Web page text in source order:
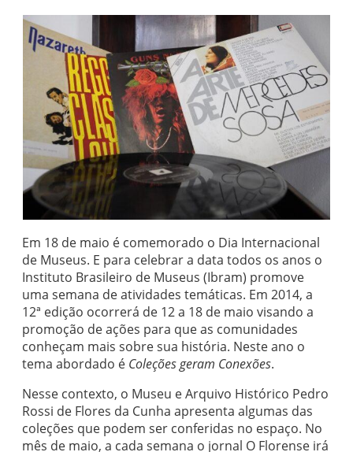
Em 18 de maio é comemorado o Dia Internacional
de Museus. E para celebrar a data todos os anos o
Instituto Brasileiro de Museus (Ibram) promove
uma semana de atividades temáticas. Em 2014, a
12ª edição ocorrerá de 12 a 18 de maio visando a
promoção de ações para que as comunidades
conheçam mais sobre sua história. Neste ano o
tema abordado é Coleções geram Conexões.
Nesse contexto, o Museu e Arquivo Histórico Pedro
Rossi de Flores da Cunha apresenta algumas das
coleções que podem ser conferidas no espaço. No
mês de maio, a cada semana o jornal O Florense irá